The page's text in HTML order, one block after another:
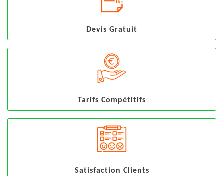
Devis Gratuit
Tarifs Compétitifs
Satisfaction Clients